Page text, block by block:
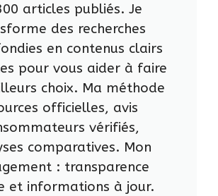
articles publiés. Je
des recherches
en contenus clairs
pour vous aider à faire
choix. Ma méthode
officielles, avis
vérifiés,
comparatives. Mon
: transparence
et informations à jour.